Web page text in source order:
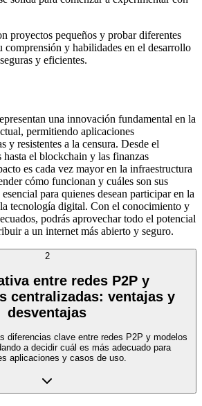
proyectos pequeños y probar diferentes
comprensión y habilidades en el desarrollo
y eficientes.
una innovación fundamental en la
permitiendo aplicaciones
y resistentes a la censura. Desde el
el blockchain y las finanzas
es cada vez mayor en la infraestructura
cómo funcionan y cuáles son sus
para quienes desean participar en la
tecnología digital. Con el conocimiento y
podrás aprovechar todo el potencial
a un internet más abierto y seguro.
2
entre redes P2P y
centralizadas: ventajas y
desventajas
diferencias clave entre redes P2P y modelos
a decidir cuál es más adecuado para
aplicaciones y casos de uso.